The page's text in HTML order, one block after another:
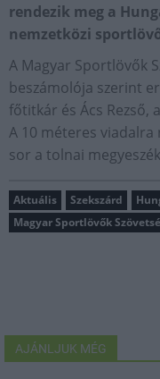
rendezik meg a
nemzetközi
A Magyar Sportlövők
beszámolója szerint
főtitkár és Ács Rezső,
A 10 méteres
sor a tolnai
Aktuális Szekszárd
Magyar Sportlövők
AJÁNLJUK MÉG